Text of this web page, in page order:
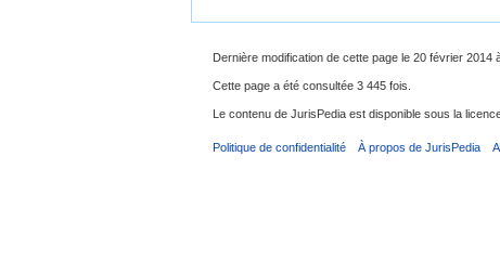
Dernière modification de cette page le 20 février 2014
Cette page a été consultée 3 445 fois.
Le contenu de JurisPedia est disponible sous la
Politique de confidentialité À propos de JurisPedia